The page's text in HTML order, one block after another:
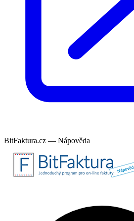
BitFaktura.cz — Nápověda